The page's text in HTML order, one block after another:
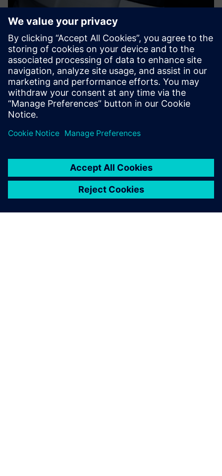
IBS Rotary Inspector
Кваліфікація продуктивності 5-осьових машин може
бути складною. Система вимірювання Rotary Inspector
забезпечує революційний метод спрощення цього
процесу.
Докладніше